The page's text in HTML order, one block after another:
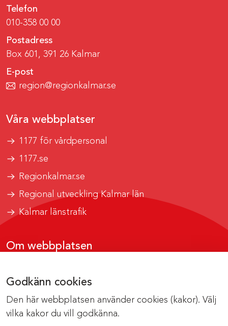
Godkänn cookies
Den här webbplatsen använder cookies (kakor). Välj
vilka kakor du vill godkänna.
Telefon
010-358 00 00
Postadress
Box 601, 391 26 Kalmar
E-post
region@regionkalmar.se
Våra webbplatser
1177 för vårdpersonal
1177.se
Regionkalmar.se
Regional utveckling Kalmar län
Kalmar länstrafik
Om webbplatsen
Om cookies
Kontakta webbredaktionen